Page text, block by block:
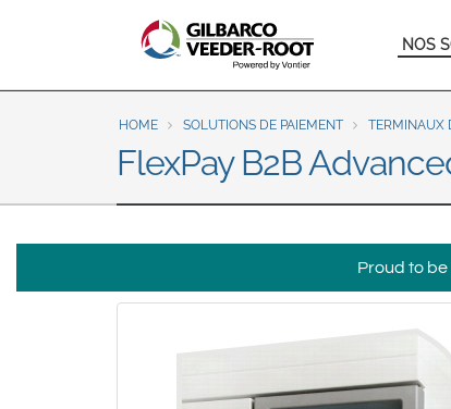
North America
United States Canada
Latin America
Español English
Brazil
Português English
Mexico
NOS
HOME SOLUTIONS DE PAIEMENT TERMINAUX
FlexPay B2B
Proud to be